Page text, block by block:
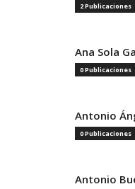
2 Publicaciones
Ana Sola
0 Publicaciones
Antonio
0 Publicaciones
Antonio